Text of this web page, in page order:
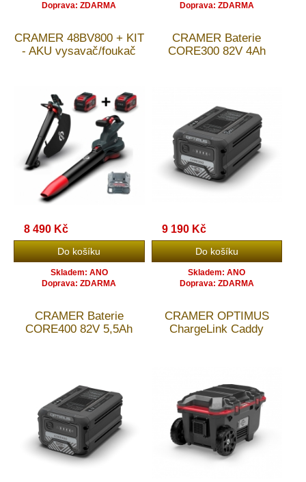
Doprava: ZDARMA
Doprava: ZDARMA
CRAMER 48BV800 + KIT
- AKU vysavač/foukač
8 490 Kč
Skladem: ANO
Doprava: ZDARMA
CRAMER Baterie
CORE300 82V 4Ah
9 190 Kč
Skladem: ANO
Doprava: ZDARMA
CRAMER Baterie
CORE400 82V 5,5Ah
CRAMER OPTIMUS
ChargeLink Caddy